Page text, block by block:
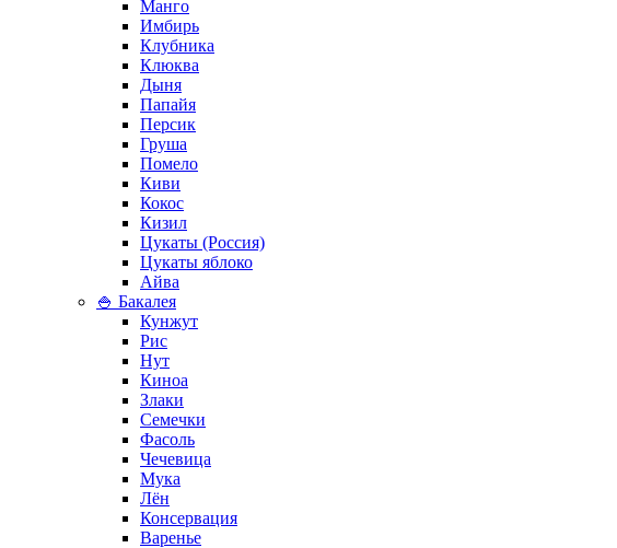
Манго
Имбирь
Клубника
Клюква
Дыня
Папайя
Персик
Груша
Помело
Киви
Кокос
Кизил
Цукаты (Россия)
Цукаты яблоко
Айва
🍚 Бакалея
Кунжут
Рис
Нут
Киноа
Злаки
Семечки
Фасоль
Чечевица
Мука
Лён
Консервация
Варенье